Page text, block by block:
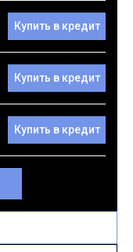
Купить в кредит
Купить в кредит
Купить в кредит